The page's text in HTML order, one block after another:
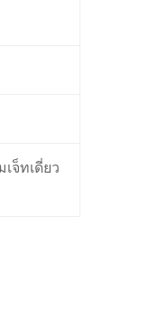
จ็ทเดี่ยว